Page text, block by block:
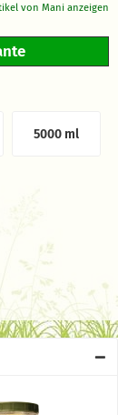
von Mani anzeigen
5000 ml